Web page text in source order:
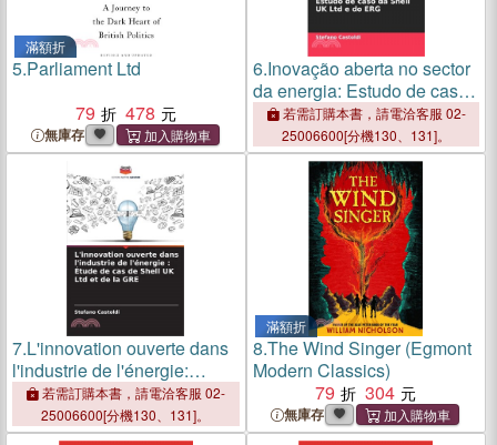
滿額折
5.Parliament Ltd
79
478
無庫存
6.Inovação aberta no sector
da energia: Estudo de caso
da Shell UK Ltd e do ERG
若需訂購本書，請電洽客服 02-
25006600[分機130、131]。
7.L'innovation ouverte dans
l'industrie de l'énergie:
Étude de cas de Shell UK
Ltd et de la GRE
若需訂購本書，請電洽客服 02-
25006600[分機130、131]。
滿額折
8.The Wind Singer (Egmont
Modern Classics)
79
304
無庫存